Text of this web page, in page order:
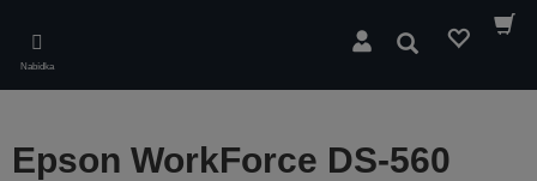
main
content
Nabídka
Hledat
Epson WorkForce DS-560